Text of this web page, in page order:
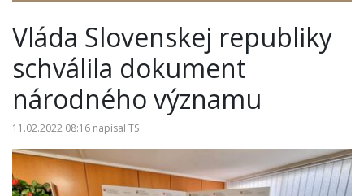
Vláda Slovenskej republiky
schválila dokument
národného významu
11.02.2022 08:16 napísal TS